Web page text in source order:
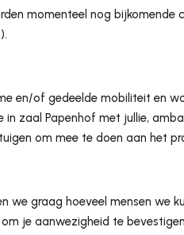
momenteel nog
en/of gedeelde mobiliteit en
in zaal Papenhof met jullie,
om mee te doen aan het
we graag hoeveel mensen we
om je aanwezigheid te